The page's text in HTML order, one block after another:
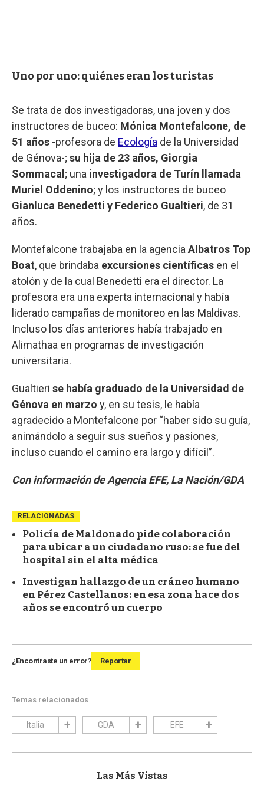
Uno por uno: quiénes eran los turistas
Se trata de dos investigadoras, una joven y dos
instructores de buceo: Mónica Montefalcone, de
51 años -profesora de Ecología de la Universidad
de Génova-; su hija de 23 años, Giorgia
Sommacal ; una investigadora de Turín llamada
Muriel Oddenino; y los instructores de buceo
Gianluca Benedetti y Federico Gualtieri, de 31
años.
Montefalcone trabajaba en la agenciaAlbatros Top
Boat, que brindaba excursiones científicas en el
atolón y de la cual Benedetti era el director. La
profesora era una experta internacional y había
liderado campañas de monitoreo en las Maldivas.
Incluso los días anteriores había trabajado en
Alimathaa en programas de investigación
universitaria.
Gualtieri se había graduado de la Universidad de
Génova en marzo y, en su tesis, le había
agradecido a Montefalcone por “haber sido su guía,
animándolo a seguir sus sueños y pasiones,
incluso cuando el camino era largo y difícil”.
Con información de Agencia EFE, La Nación/GDA
RELACIONADAS
Policía de Maldonado pide colaboración
para ubicar a un ciudadano ruso: se fue del
hospital sin el alta médica
Investigan hallazgo de un cráneo humano
en Pérez Castellanos: en esa zona hace dos
años se encontró un cuerpo
¿Encontraste un error? Reportar
Temas relacionados
Italia GDA EFE
Las Más Vistas